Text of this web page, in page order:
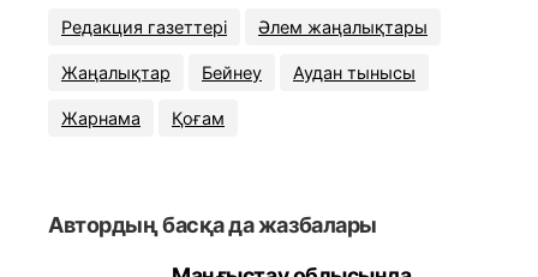
Редакция газеттері Әлем жаңалықтары
Жаңалықтар Бейнеу Аудан тынысы
Жарнама Қоғам
Автордың басқа да жазбалары